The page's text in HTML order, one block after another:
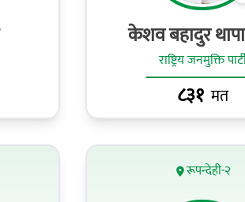
केशव बहादुर
राष्ट्रिय जनमुक्ति
८३१ मत
रूपन्देही-२